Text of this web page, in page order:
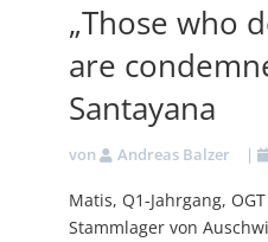
„Those who
are
Santayana
von Andreas Balzer |
Matis, Q1-Jahrgang,
Stammlager von